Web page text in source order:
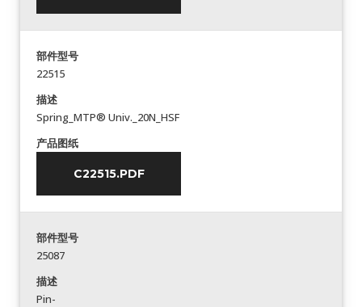
部件型号
22515
描述
Spring_MTP® Univ._20N_HSF
产品图纸
C22515.PDF
部件型号
25087
描述
Pin-